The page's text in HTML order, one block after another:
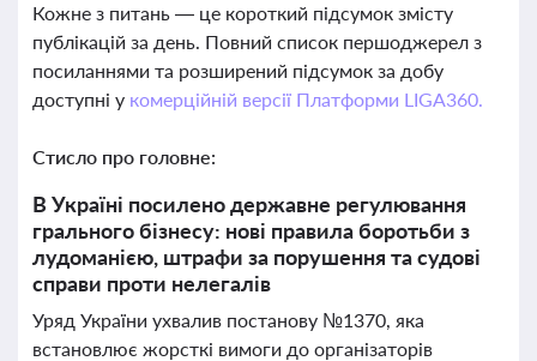
Кожне з питань — це короткий підсумок змісту
публікацій за день. Повний список першоджерел з
посиланнями та розширений підсумок за добу
доступні у комерційній версії Платформи LIGA360.
Стисло про головне:
В Україні посилено державне регулювання
грального бізнесу: нові правила боротьби з
лудоманією, штрафи за порушення та судові
справи проти нелегалів
Уряд України ухвалив постанову №1370, яка
встановлює жорсткі вимоги до організаторів